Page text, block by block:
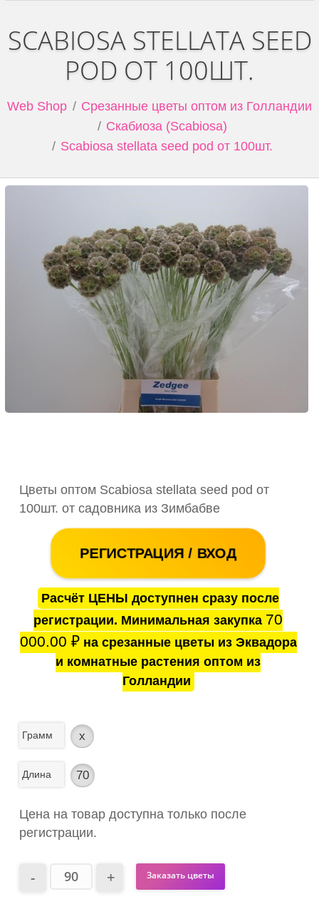
SCABIOSA STELLATA SEED
POD ОТ 100ШТ.
Web Shop
Срезанные цветы оптом из Голландии
Скабиоза (Scabiosa)
Scabiosa stellata seed pod от 100шт.
Цветы оптом Scabiosa stellata seed pod от
100шт. от садовника из Зимбабве
РЕГИСТРАЦИЯ / ВХОД
Расчёт ЦЕНЫ доступнен сразу после
регистрации. Минимальная закупка 70
000.00 ₽на срезанные цветы из Эквадора
и комнатные растения оптом из
Голландии
Грамм x
Длина 70
Цена на товар доступна только после
регистрации.
Заказать цветы